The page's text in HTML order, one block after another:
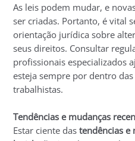
As leis podem mudar, e
ser criadas. Portanto, é vital
orientação jurídica sobre
seus direitos. Consultar
profissionais especializados
esteja sempre por dentro
trabalhistas.
Tendências e mudanças
Estar ciente dastendências e